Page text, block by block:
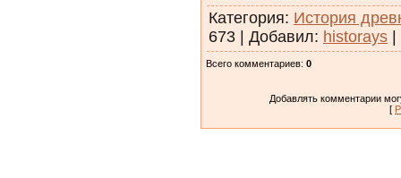
Категория: История
673 | Добавил: historays |
Всего комментариев: 0
Добавлять комментарии
[